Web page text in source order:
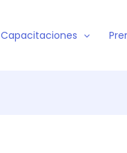
Capacitaciones